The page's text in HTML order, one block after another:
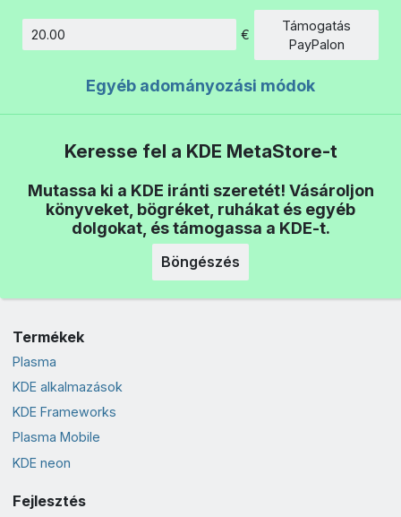
Összeg
€
Támogatás
PayPalon
Egyéb adományozási módok
Keresse fel a KDE MetaStore-t
Mutassa ki a KDE iránti szeretét! Vásároljon
könyveket, bögréket, ruhákat és egyéb
dolgokat, és támogassa a KDE-t.
Böngészés
Termékek
Plasma
KDE alkalmazások
KDE Frameworks
Plasma Mobile
KDE neon
Fejlesztés